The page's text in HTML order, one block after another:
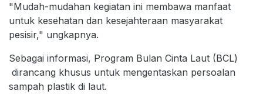
"Mudah-mudahan kegiatan ini membawa manfaat
untuk kesehatan dan kesejahteraan masyarakat
pesisir," ungkapnya.
Sebagai informasi, Program Bulan Cinta Laut (BCL)
dirancang khusus untuk mengentaskan persoalan
sampah plastik di laut.